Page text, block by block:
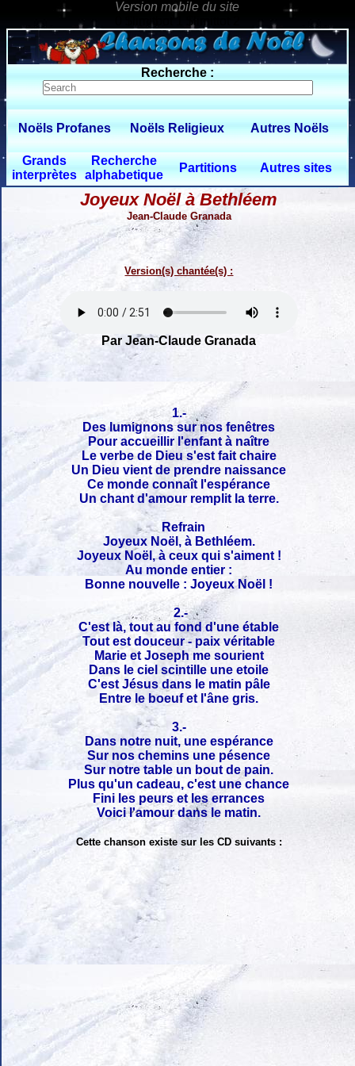
0 $limitbot 1 $limittot 2
Recherche :
Noëls Profanes Noëls Religieux Autres Noëls
Grands
interprètes
Recherche
alphabetique
Partitions Autres sites
Joyeux Noël à Bethléem
Jean-Claude Granada
Version(s) chantée(s) :
Par Jean-Claude Granada
1.-
Des lumignons sur nos fenêtres
Pour accueillir l'enfant à naître
Le verbe de Dieu s'est fait chaire
Un Dieu vient de prendre naissance
Ce monde connaît l'espérance
Un chant d'amour remplit la terre.
Refrain
Joyeux Noël, à Bethléem.
Joyeux Noël, à ceux qui s'aiment !
Au monde entier :
Bonne nouvelle : Joyeux Noël !
2.-
C'est là, tout au fond d'une étable
Tout est douceur - paix véritable
Marie et Joseph me sourient
Dans le ciel scintille une etoile
C'est Jésus dans le matin pâle
Entre le boeuf et l'âne gris.
3.-
Dans notre nuit, une espérance
Sur nos chemins une pésence
Sur notre table un bout de pain.
Plus qu'un cadeau, c'est une chance
Fini les peurs et les errances
Voici l'amour dans le matin.
Cette chanson existe sur les CD suivants :